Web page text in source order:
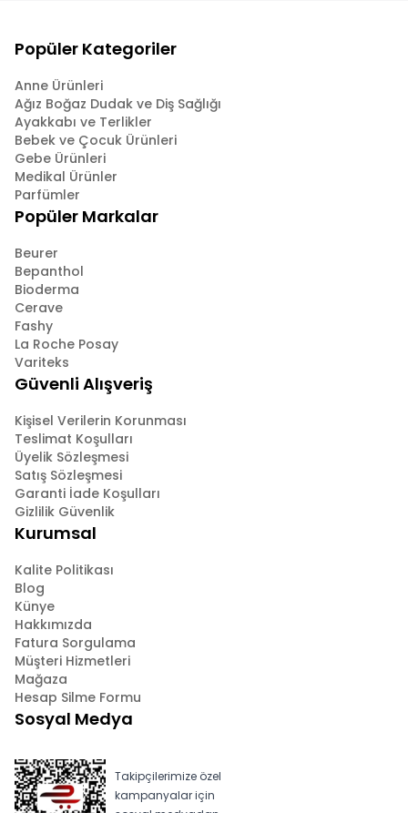
Popüler Kategoriler
Anne Ürünleri
Ağız Boğaz Dudak ve Diş Sağlığı
Ayakkabı ve Terlikler
Bebek ve Çocuk Ürünleri
Gebe Ürünleri
Medikal Ürünler
Parfümler
Popüler Markalar
Beurer
Bepanthol
Bioderma
Cerave
Fashy
La Roche Posay
Variteks
Güvenli Alışveriş
Kişisel Verilerin Korunması
Teslimat Koşulları
Üyelik Sözleşmesi
Satış Sözleşmesi
Garanti İade Koşulları
Gizlilik Güvenlik
Kurumsal
Kalite Politikası
Blog
Künye
Hakkımızda
Fatura Sorgulama
Müşteri Hizmetleri
Mağaza
Hesap Silme Formu
Sosyal Medya
Takipçilerimize özel
kampanyalar için